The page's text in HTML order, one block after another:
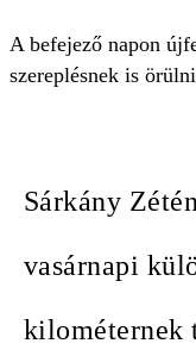
A befejező napon
szereplésnek is
Sárkány
vasárnapi
kilométernek